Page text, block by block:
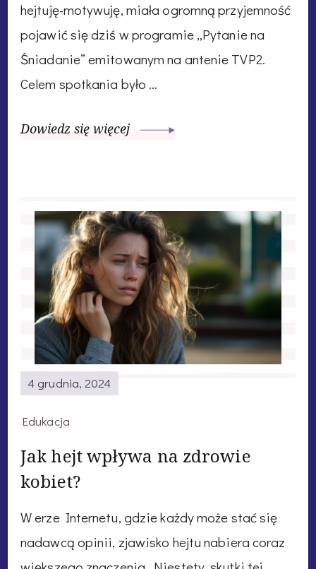
hejtuję-motywuję, miała ogromną przyjemność
pojawić się dziś w programie „Pytanie na
Śniadanie” emitowanym na antenie TVP2.
Celem spotkania było …
Dowiedz się więcej
4 grudnia, 2024
Edukacja
Jak hejt wpływa na zdrowie
kobiet?
W erze Internetu, gdzie każdy może stać się
nadawcą opinii, zjawisko hejtu nabiera coraz